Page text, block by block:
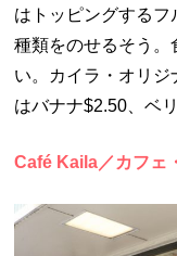
はトッピングする
種類をのせるそう。
い。カイラ・オリ
はバナナ$2.50、ベ
Café Kaila／カフェ